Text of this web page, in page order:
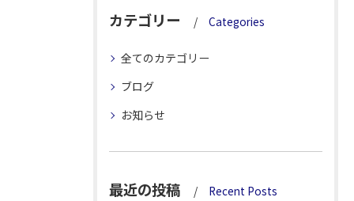
カテゴリー Categories
全てのカテゴリー
ブログ
お知らせ
最近の投稿 Recent Posts